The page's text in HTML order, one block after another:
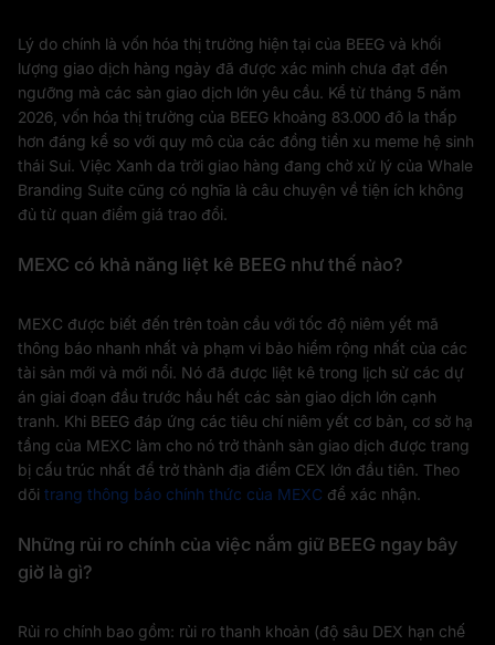
Lý do chính là vốn hóa thị trường hiện tại của BEEG và khối
lượng giao dịch hàng ngày đã được xác minh chưa đạt đến
ngưỡng mà các sàn giao dịch lớn yêu cầu. Kể từ tháng 5 năm
2026, vốn hóa thị trường của BEEG khoảng 83.000 đô la thấp
hơn đáng kể so với quy mô của các đồng tiền xu meme hệ sinh
thái Sui. Việc Xanh da trời giao hàng đang chờ xử lý của Whale
Branding Suite cũng có nghĩa là câu chuyện về tiện ích không
đủ từ quan điểm giá trao đổi.
MEXC có khả năng liệt kê BEEG như thế nào?
MEXC được biết đến trên toàn cầu với tốc độ niêm yết mã
thông báo nhanh nhất và phạm vi bảo hiểm rộng nhất của các
tài sản mới và mới nổi. Nó đã được liệt kê trong lịch sử các dự
án giai đoạn đầu trước hầu hết các sàn giao dịch lớn cạnh
tranh. Khi BEEG đáp ứng các tiêu chí niêm yết cơ bản, cơ sở hạ
tầng của MEXC làm cho nó trở thành sàn giao dịch được trang
bị cấu trúc nhất để trở thành địa điểm CEX lớn đầu tiên. Theo
dõi trang thông báo chính thức của MEXC để xác nhận.
Những rủi ro chính của việc nắm giữ BEEG ngay bây
giờ là gì?
Rủi ro chính bao gồm: rủi ro thanh khoản (độ sâu DEX hạn chế